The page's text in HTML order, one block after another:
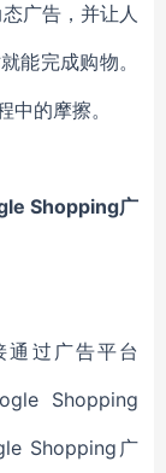
广告，并让人
能完成购物。
的摩擦。
Shopping广
过广告平台
Shopping
Shopping广